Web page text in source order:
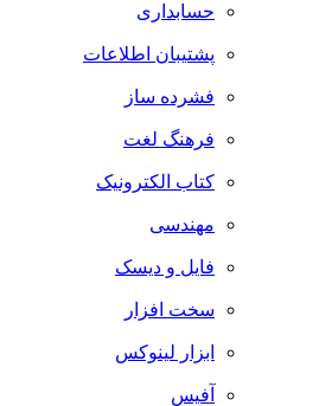
حسابداری
پشتیبان اطلاعات
فشرده ساز
فرهنگ لغت
کتاب الکترونیک
مهندسی
فایل و دیسک
سخت افزار
ابزار لینوکس
آفیس